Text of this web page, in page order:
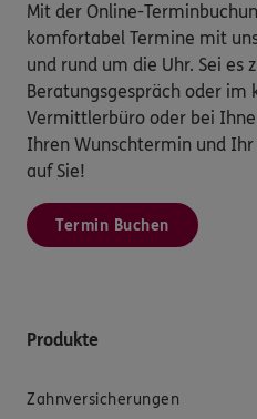
Mit der Online-
komfortabel Termine mit
und rund um die Uhr. Sei es
Beratungsgespräch oder im
Vermittlerbüro oder bei
Ihren Wunschtermin und
auf Sie!
Termin Buchen
Produkte
Zahnversicherungen